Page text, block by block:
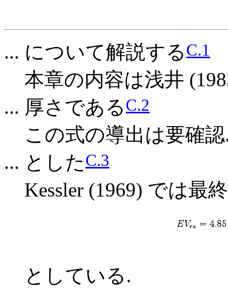
... について解説するC.1
本章の内容は浅井
... 厚さであるC.2
この式の導出は要確
... としたC.3
Kessler (1969) では最
としている.